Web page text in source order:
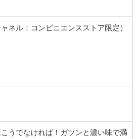
ネル：コンビニエンスストア限定）
こうでなければ！ガツンと濃い味で満